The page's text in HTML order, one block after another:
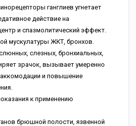
ганглиев угнетает
действие на
и спазмолитический эффект.
мускулатуры ЖКТ, бронхов.
слезных, бронхиальных,
зрачок, вызывает умеренно
и повышение
к применению
брюшной полости, язвенной